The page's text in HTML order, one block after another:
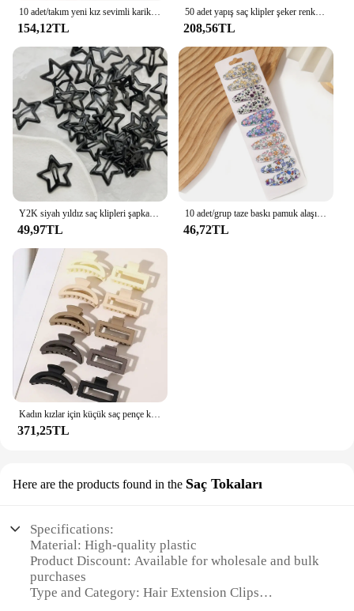
154,12TL
50 adet yapış saç klipler şeker renk parlak 2 inç hiçbir kayma Metal saç Pins klipler tokalarım aksesuarları bebek kız tulumları için
208,56TL
49,97TL
10 adet/grup taze baskı pamuk alaşım saç klipler çocuklar için kumaş ekose BB tokalar kız Hairgripe şapkalar bebek saç aksesuarları
46,72TL
Kadın kızlar için küçük saç pençe klipsleri, ince/kalın/orta/ince saçlar için 10 adet Mini minik saç pençe klipsleri
371,25TL
Here are the products found in the Saç Tokaları
Specifications:
Material: High-quality plastic
Product Discount: Available for wholesale and bulk
purchases
Type and Category: Hair Extension Clips